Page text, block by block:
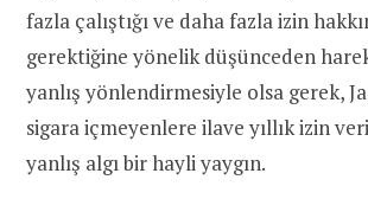
fazla çalıştığı ve daha fazla izin
gerektiğine yönelik düşünceden
yanlış yönlendirmesiyle olsa gerek,
sigara içmeyenlere ilave yıllık izin
yanlış algı bir hayli yaygın.